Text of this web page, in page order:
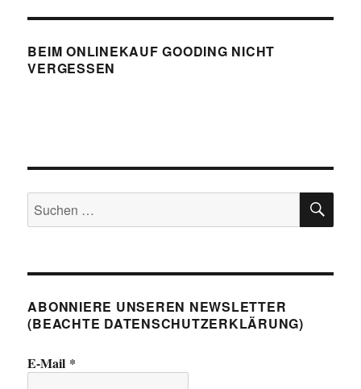
BEIM ONLINEKAUF GOODING NICHT
VERGESSEN
Suchen
nach:
ABONNIERE UNSEREN NEWSLETTER
(BEACHTE DATENSCHUTZERKLÄRUNG)
E-Mail *